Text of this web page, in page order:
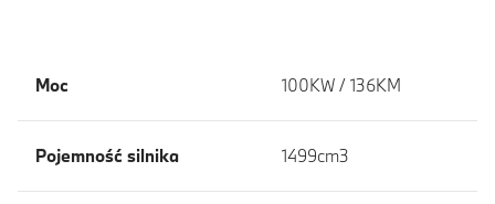
Moc 100KW / 136KM
Pojemność silnika 1499cm3